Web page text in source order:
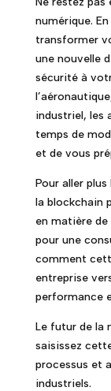
numérique.
transformer
une nouvelle
sécurité à
industriel, les
temps de
et de vous
Pour aller
la blockchain
en matière
pour une
comment
entreprise
performance
Le futur de la
saisissez
processus et
industriels.